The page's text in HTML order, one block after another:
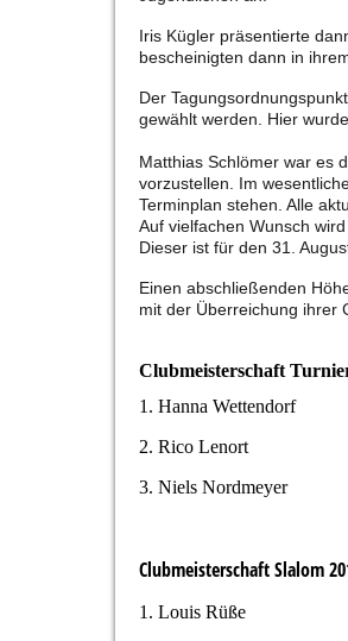
Iris Kügler präsentierte
bescheinigten dann in
Der
gewählt werden. Hier
Matthias Schlömer war es
vorzustellen. Im
Terminplan stehen. Alle
Auf vielfachen Wunsch
Dieser ist für den 31.
Einen abschließenden
mit der Überreichung ihrer
Clubmeisterschaft
1. Hanna Wettendorf
2. Rico Lenort
3. Niels Nordmeyer
Clubmeisterschaft Slalom
1. Louis Rüße